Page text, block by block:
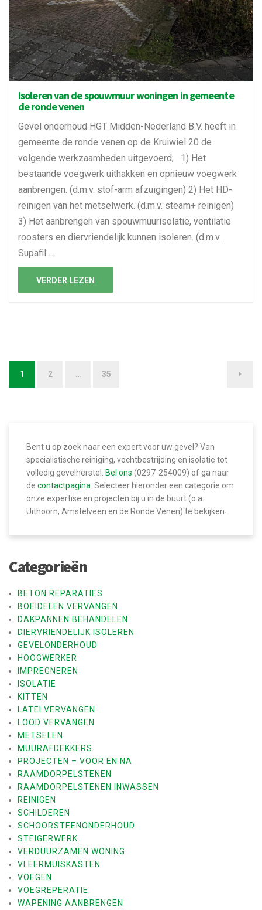
Isoleren van de spouwmuur woningen in gemeente
de ronde venen
Gevel onderhoud HGT Midden-Nederland B.V. heeft in
gemeente de ronde venen op de Kruiwiel 20 de
volgende werkzaamheden uitgevoerd; 1) Het
bestaande voegwerk uithakken en opnieuw voegwerk
aanbrengen. (d.m.v. stof-arm afzuigingen) 2) Het HD-
reinigen van het metselwerk. (d.m.v. steam+ reinigen)
3) Het aanbrengen van spouwmuurisolatie, ventilatie
roosters en diervriendelijk kunnen isoleren. (d.m.v.
Supafil …
VERDER LEZEN
B
a
v
i
g
a
t
i
e
1 2 … 35
Bent u op zoek naar een expert voor uw gevel? Van
specialistische reiniging, vochtbestrijding en isolatie tot
volledig gevelherstel.
Bel ons (0297-254009) of ga naar
de contactpagina . Selecteer hieronder een categorie om
onze expertise en projecten bij u in de buurt (o.a.
Uithoorn, Amstelveen en de Ronde Venen) te bekijken.
Categorieën
BETON REPARATIES
BOEIDELEN VERVANGEN
DAKPANNEN BEHANDELEN
DIERVRIENDELIJK ISOLEREN
GEVELONDERHOUD
HOOGWERKER
IMPREGNEREN
ISOLATIE
KITTEN
LATEI VERVANGEN
LOOD VERVANGEN
METSELEN
MUURAFDEKKERS
PROJECTEN – VOOR EN NA
RAAMDORPELSTENEN
RAAMDORPELSTENEN INWASSEN
REINIGEN
SCHILDEREN
SCHOORSTEENONDERHOUD
STEIGERWERK
VERDUURZAMEN WONING
VLEERMUISKASTEN
VOEGEN
VOEGREPERATIE
WAPENING AANBRENGEN